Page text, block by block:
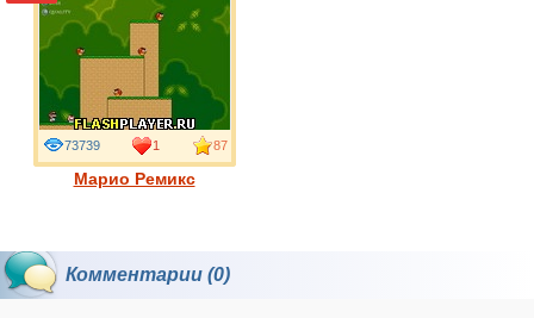
Марио Ремикс
73739 1 87
Комментарии (0)